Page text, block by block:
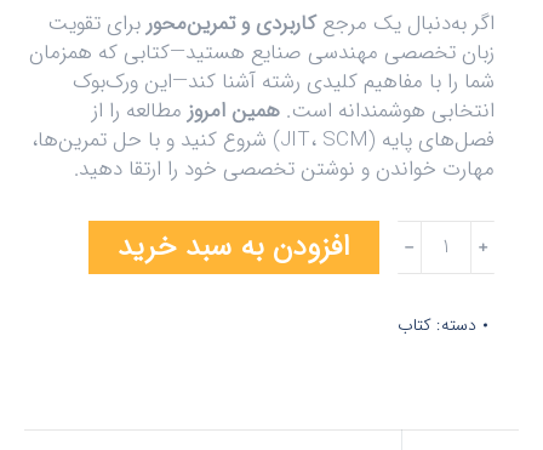
اگر به‌دنبال یک مرجعکاربردی و تمرین‌محوربرای تقویت
زبان تخصصی مهندسی صنایع هستید—کتابی که همزمان
شما را با مفاهیم کلیدی رشته آشنا کند—این ورک‌بوک
انتخابی هوشمندانه است. همین امروز مطالعه را از
فصل‌های پایه (JIT، SCM) شروع کنید و با حل تمرین‌ها،
مهارت خواندن و نوشتن تخصصی خود را ارتقا دهید.
﹣ ﹢ افزودن به سبد خرید
دسته: کتاب